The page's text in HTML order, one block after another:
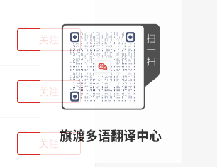
关注
关注
关注